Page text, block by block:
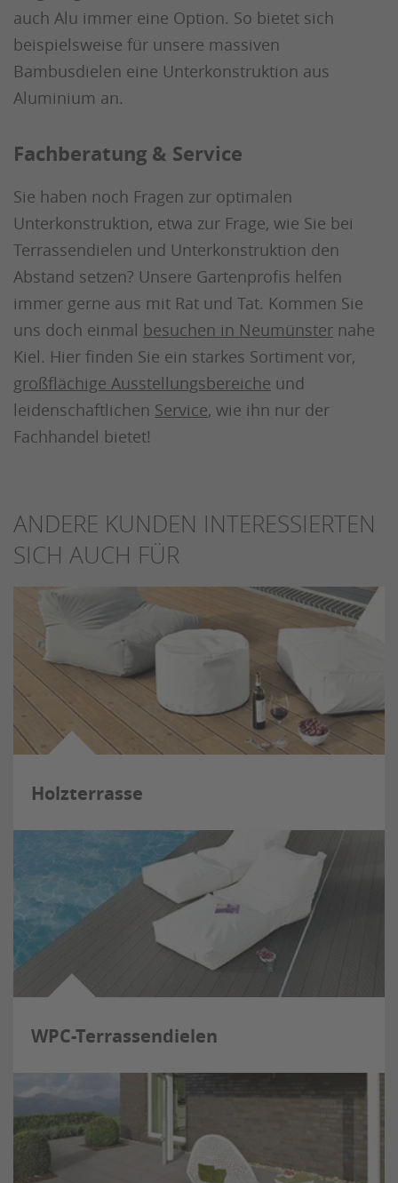
auch Alu immer eine Option. So bietet sich
beispielsweise für unsere massiven
Bambusdielen eine Unterkonstruktion aus
Aluminium an.
Fachberatung & Service
Sie haben noch Fragen zur optimalen
Unterkonstruktion, etwa zur Frage, wie Sie bei
Terrassendielen und Unterkonstruktion den
Abstand setzen? Unsere Gartenprofis helfen
immer gerne aus mit Rat und Tat. Kommen Sie
uns doch einmal besuchen in Neumünster nahe
Kiel. Hier finden Sie ein starkes Sortiment vor,
großflächige Ausstellungsbereiche und
leidenschaftlichen Service, wie ihn nur der
Fachhandel bietet!
ANDERE KUNDEN INTERESSIERTEN
SICH AUCH FÜR
Holzterrasse
WPC-Terrassendielen